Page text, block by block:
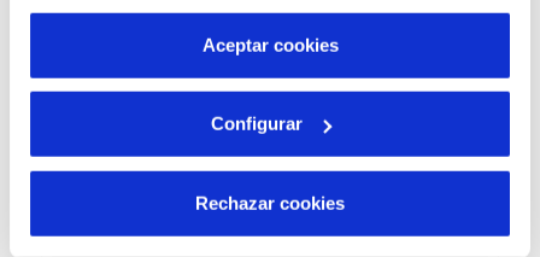
por tanto no se pueden desactivar. Puedes consultar
más información en nuestraPolítica de Cookies
Aceptar cookies
Configurar
Rechazar cookies
Nombre ProveedorPropósito
máxima
Tipo
COOKIE_
emuasa.p
parencia.
es
Esta cookie
navegador acepta
cookies.
1 año
Coo
P